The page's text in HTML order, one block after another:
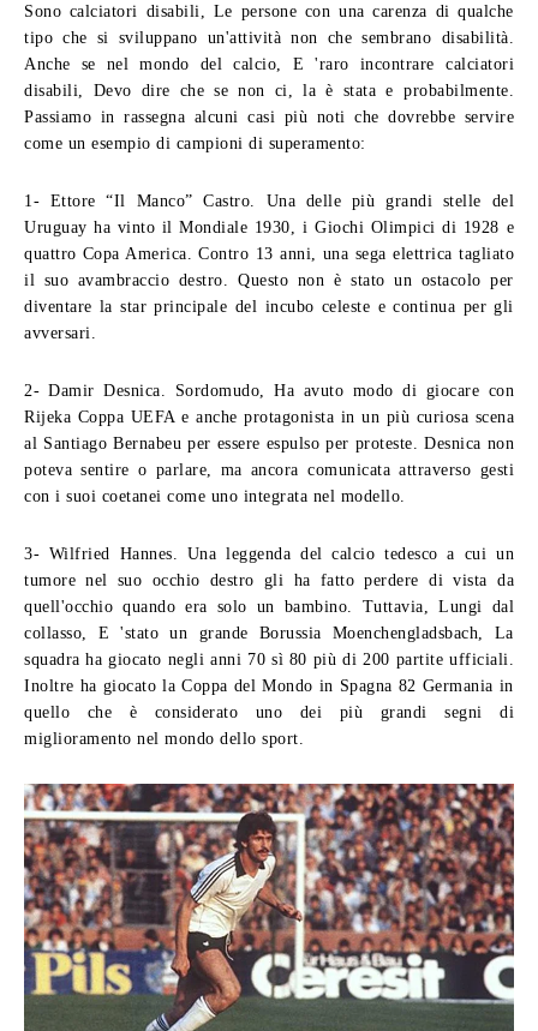
Sono calciatori disabili, Le persone con una carenza di qualche
tipo che si sviluppano un'attività non che sembrano disabilità.
Anche se nel mondo del calcio, E 'raro incontrare calciatori
disabili, Devo dire che se non ci, la è stata e probabilmente.
Passiamo in rassegna alcuni casi più noti che dovrebbe servire
come un esempio di campioni di superamento:
1- Ettore “Il Manco” Castro.
Una delle più grandi stelle del
Uruguay ha vinto il Mondiale 1930, i Giochi Olimpici di 1928 e
quattro Copa America. Contro 13 anni, una sega elettrica tagliato
il suo avambraccio destro. Questo non è stato un ostacolo per
diventare la star principale del incubo celeste e continua per gli
avversari.
2- Damir Desnica. Sordomudo, Ha avuto modo di giocare con
Rijeka Coppa UEFA e anche protagonista in un più curiosa scena
al Santiago Bernabeu per essere espulso per proteste. Desnica non
poteva sentire o parlare, ma ancora comunicata attraverso gesti
con i suoi coetanei come uno integrata nel modello.
3- Wilfried Hannes. Una leggenda del calcio tedesco a cui un
tumore nel suo occhio destro gli ha fatto perdere di vista da
quell'occhio quando era solo un bambino. Tuttavia, Lungi dal
collasso, E 'stato un grande Borussia Moenchengladsbach, La
squadra ha giocato negli anni 70 sì 80 più di 200 partite ufficiali.
Inoltre ha giocato la Coppa del Mondo in Spagna 82 Germania in
quello che è considerato uno dei più grandi segni di
miglioramento nel mondo dello sport.